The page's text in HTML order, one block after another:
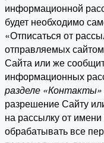
информационной
будет необходимо
«Отписаться от
отправляемых
Сайта или же
информационных
разделе «Контакты»
разрешение Сайту
на рассылку от
обрабатывать все